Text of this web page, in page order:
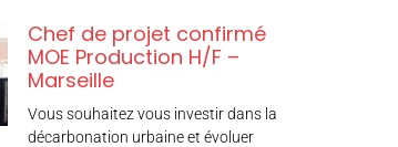
Chef de projet confirmé
MOE Production H/F –
Marseille
Vous souhaitez vous investir dans la
décarbonation urbaine et évoluer